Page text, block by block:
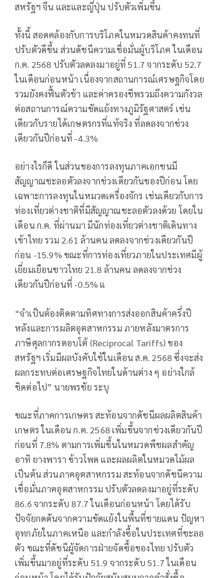
สหรัฐฯ จีน และและญี่ปุ่น ปรับตัวเพิ่มขึ้น
ทั้งนี้ สอดคล้องกับการบริโภคในหมวดสินค้าคงทนที่
ปรับตัวดีขึ้น ส่วนดัชนีความเชื่อมั่นผู้บริโภค ในเดือน
ก.ค. 2568 ปรับตัวลดลงมาอยู่ที่ 51.7 จากระดับ 52.7
ในเดือนก่อนหน้า เนื่องจากสถานการณ์เศรษฐกิจโดย
รวมยังคงฟื้นตัวช้า และค่าครองชีพรวมถึงความกังวล
ต่อสถานการณ์ความขัดแย้งทางภูมิรัฐศาสตร์ เช่น
เดียวกับรายได้เกษตรกรที่แท้จริง ที่ลดลงจากช่วง
เดียวกันปีก่อนที่ -4.3%
อย่างไรก็ดี ในส่วนของการลงทุนภาคเอกชนมี
สัญญาณชะลอตัวลงจากช่วงเดียวกันของปีก่อน โดย
เฉพาะการลงทุนในหมวดเครื่องจักร เช่นเดียวกับการ
ท่องเที่ยวต่างชาติที่มีสัญญาณชะลอตัวลงด้วย โดยใน
เดือน ก.ค. ที่ผ่านมา มีนักท่องเที่ยวต่างชาติเดินทาง
เข้าไทย รวม 2.61 ล้านคน ลดลงจากช่วงเดียวกันปี
ก่อน -15.9% ขณะที่การท่องเที่ยวภายในประเทศมีผู้
เยี่ยมเยือนชาวไทย 21.8 ล้านคน ลดลงจากช่วง
เดียวกันปีก่อนที่ -0.5% แ
“จำเป็นต้องติดตามทิศทางการส่งออกสินค้าครึ่งปี
หลังและการผลิตอุตสาหกรรม ภายหลังมาตรการ
ภาษีศุลกากรตอบโต้ (Reciprocal Tariffs) ของ
สหรัฐฯ เริ่มมีผลบังคับใช้ในเดือน ส.ค. 2568 ซึ่งจะส่ง
ผลกระทบต่อเศรษฐกิจไทยในด้านต่าง ๆ อย่างใกล้
ชิดต่อไป” นายพรชัย ระบุ
ขณะที่ภาคการเกษตร สะท้อนจากดัชนีผลผลิตสินค้า
เกษตร ในเดือน ก.ค. 2568 เพิ่มขึ้นจากช่วงเดียวกันปี
ก่อนที่ 7.8% ตามการเพิ่มขึ้นในหมวดพืชผลสำคัญ
อาทิ ยางพารา ข้าวโพด และผลผลิตในหมวดไม้ผล
เป็นต้น ส่วนภาคอุตสาหกรรม สะท้อนจากดัชนีความ
เชื่อมั่นภาคอุตสาหกรรม ปรับตัวลดลงมาอยู่ที่ระดับ
86.6 จากระดับ 87.7 ในเดือนก่อนหน้า โดยได้รับ
ปัจจัยกดดันจากความขัดแย้งในพื้นที่ชายแดน ปัญหา
อุทกภัยในภาคเหนือ และกำลังซื้อในประเทศที่ชะลอ
ตัว ขณะที่ดัชนีผู้จัดการฝ่ายจัดซื้อของไทย ปรับตัว
เพิ่มขึ้นมาอยู่ที่ระดับ 51.9 จากระดับ 51.7 ในเดือน